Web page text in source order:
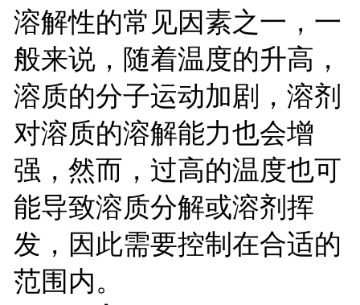
溶解性的常见因素之一，一
般来说，随着温度的升高，
溶质的分子运动加剧，溶剂
对溶质的溶解能力也会增
强，然而，过高的温度也可
能导致溶质分解或溶剂挥
发，因此需要控制在合适的
范围内。